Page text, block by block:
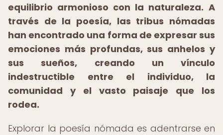
equilibrio armonioso con la naturaleza. A
través de la poesía, las tribus nómadas
han encontrado una forma de expresar sus
emociones más profundas, sus anhelos y
sus sueños, creando un vínculo
indestructible entre el individuo, la
comunidad y el vasto paisaje que los
rodea.
Explorar la poesía nómada es adentrarse en